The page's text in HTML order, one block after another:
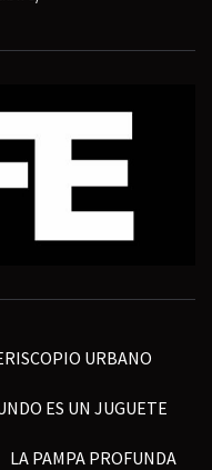
URBANO
ES UN JUGUETE
LA PAMPA PROFUNDA